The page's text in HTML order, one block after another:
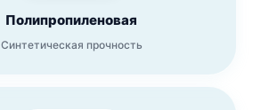
Полипропиленовая
Синтетическая прочность